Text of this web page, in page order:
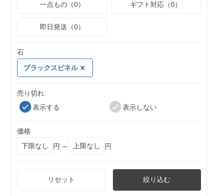
一点もの（0）
ギフト対応（0）
即日発送（0）
石
ブラックスピネル
売り切れ
表示する
表示しない
価格
円 ～
円
リセット 絞り込む